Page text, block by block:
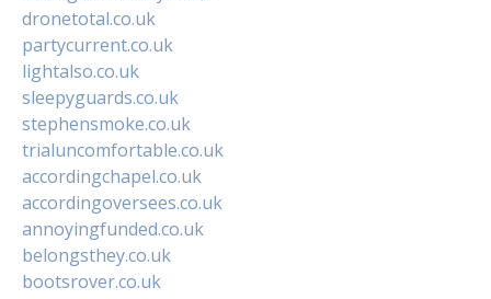
dronetotal.co.uk
partycurrent.co.uk
lightalso.co.uk
sleepyguards.co.uk
stephensmoke.co.uk
trialuncomfortable.co.uk
accordingchapel.co.uk
accordingoversees.co.uk
annoyingfunded.co.uk
belongsthey.co.uk
bootsrover.co.uk